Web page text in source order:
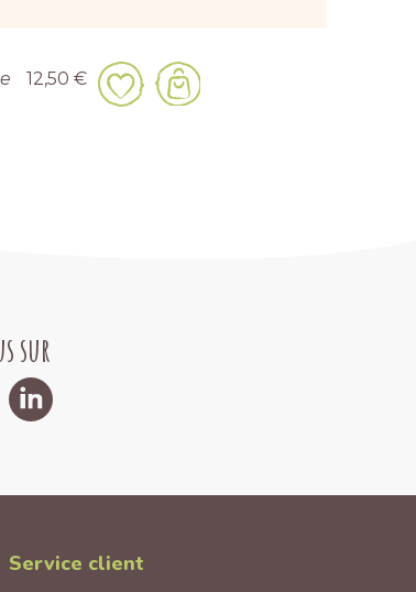
12,50 €
sur
Service client